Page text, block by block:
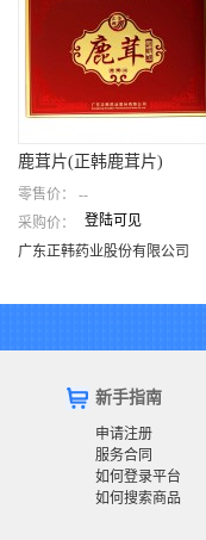
鹿茸片(正韩鹿茸片)
广东正韩药业股份有限公司
鹿茸片(正韩鹿茸片)
零售价：
--
采购价：
登陆可见
广东正韩药业股份有限公司
新手指南
申请注册
服务合同
如何登录平台
如何搜索商品